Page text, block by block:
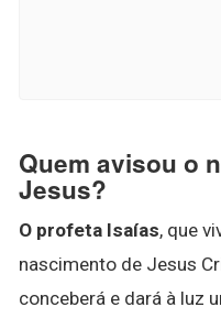
Quem avisou o
Jesus?
O profeta Isaías, que
nascimento de Jesus
conceberá e dará à luz